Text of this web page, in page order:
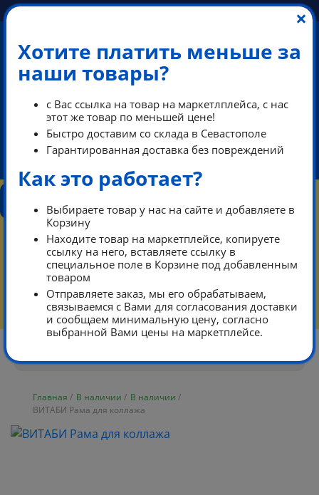
+7 (978) 013-34-00
+7 (978) 700-14-55
ikeaDos@mail.ru
РЕЖИМ РАБОТЫ
КОРЗИНА
Каталог
Контакты режим работы
Главная / В наличии / В наличии /
ВИТАБИ Рама для коллажа
×
Хотите платить меньше за
наши товары?
с Вас ссылка на товар на маркетлплейса, с нас
этот же товар по меньшей цене!
Быстро доставим со склада в Севастополе
Гарантированная доставка без повреждений
Как это работает?
Выбираете товар у нас на сайте и добавляете в
Корзину
Находите товар на маркетплейсе, копируете
ссылку на него, вставляете ссылку в
специальное поле в Корзине под добавленным
товаром
Отправляете заказ, мы его обрабатываем,
связываемся с Вами для согласования доставки
и сообщаем минимальную цену, согласно
выбранной Вами цены на маркетплейсе.